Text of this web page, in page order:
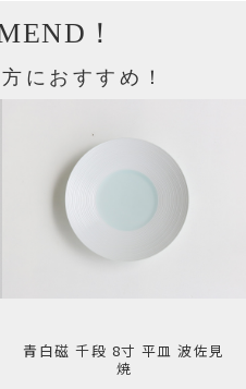
！
におすすめ！
青白磁 千段 8寸 平皿 波佐見
焼